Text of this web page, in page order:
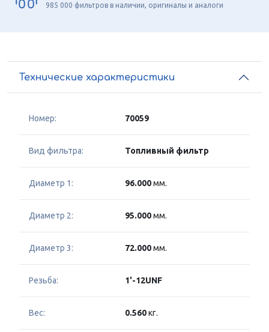
985 000 фильтров в наличии, оригиналы и аналоги
Технические характеристики
Номер: 70059
Вид фильтра: Топливный фильтр
Диаметр 1: 96.000мм.
Диаметр 2: 95.000мм.
Диаметр 3: 72.000мм.
Резьба: 1'-12UNF
Вес: 0.560кг.